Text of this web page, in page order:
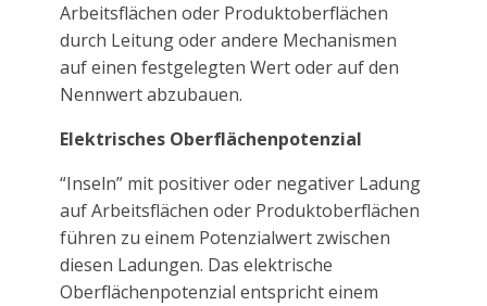
Arbeitsflächen oder Produktoberflächen
durch Leitung oder andere Mechanismen
auf einen festgelegten Wert oder auf den
Nennwert abzubauen.
Elektrisches Oberflächenpotenzial
“Inseln” mit positiver oder negativer Ladung
auf Arbeitsflächen oder Produktoberflächen
führen zu einem Potenzialwert zwischen
diesen Ladungen. Das elektrische
Oberflächenpotenzial entspricht einem